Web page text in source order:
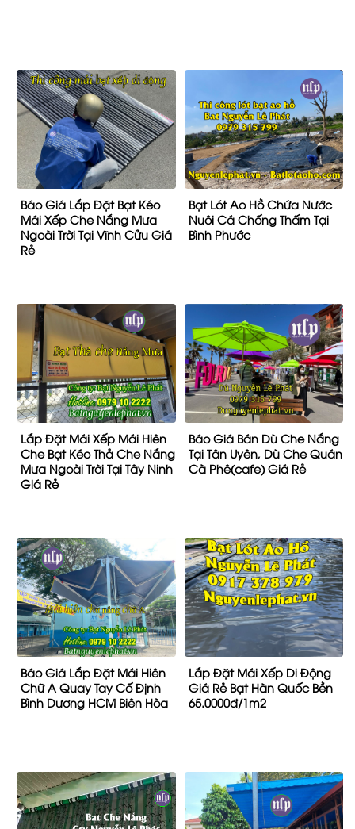
Báo Giá Lắp Đặt Bạt Kéo
Mái Xếp Che Nắng Mưa
Ngoài Trời Tại Vĩnh Cửu Giá
Rẻ
Bạt Lót Ao Hồ Chứa Nước
Nuôi Cá Chống Thấm Tại
Bình Phước
Lắp Đặt Mái Xếp Mái Hiên
Che Bạt Kéo Thả Che Nắng
Mưa Ngoài Trời Tại Tây Ninh
Giá Rẻ
Báo Giá Bán Dù Che Nắng
Tại Tân Uyên, Dù Che Quán
Cà Phê(cafe) Giá Rẻ
Báo Giá Lắp Đặt Mái Hiên
Chữ A Quay Tay Cố Định
Bình Dương HCM Biên Hòa
Lắp Đặt Mái Xếp Di Động
Giá Rẻ Bạt Hàn Quốc Bền
65.0000đ/1m2